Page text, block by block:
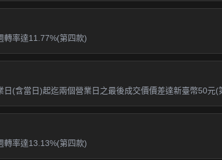
轉率達11.77%(第四款)
(含當日)起迄兩個營業日之最後成交價價差達新臺幣50元(
轉率達13.13%(第四款)